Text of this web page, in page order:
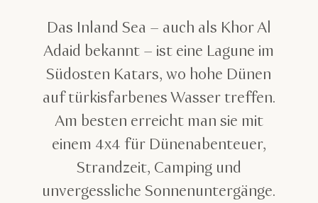
Das Inland Sea – auch als Khor Al
Adaid bekannt – ist eine Lagune im
Südosten Katars, wo hohe Dünen
auf türkisfarbenes Wasser treffen.
Am besten erreicht man sie mit
einem 4x4 für Dünenabenteuer,
Strandzeit, Camping und
unvergessliche Sonnenuntergänge.